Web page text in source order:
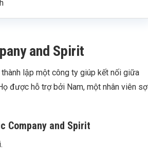
and Spirit
lập một công ty giúp kết nối giữa
được hỗ trợ bởi Nam, một nhân viên sợ
Company and Spirit